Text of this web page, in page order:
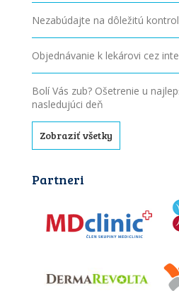
Nezabúdajte na dôležitú
Objednávanie k lekárovi cez
Bolí Vás zub? Ošetrenie u
nasledujúci deň
Zobraziť všetky
Partneri